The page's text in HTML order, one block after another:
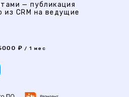
— публикация
из CRM на ведущие
₽ / 1 мес